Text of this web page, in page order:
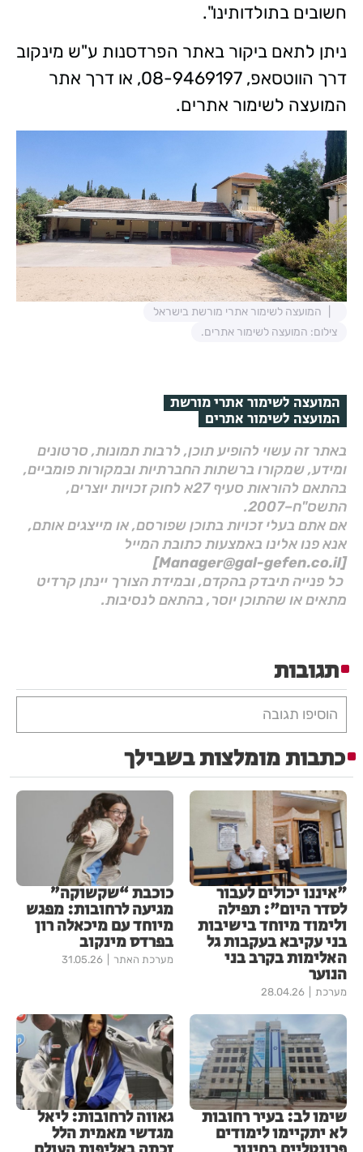
חשובים בתולדותינו".
ניתן לתאם ביקור באתר הפרדסנות ע"ש מינקוב
דרך הווטסאפ, 08-9469197, או דרך אתר
המועצה לשימור אתרים.
המועצה לשימור אתרי מורשת בישראל
צילום: המועצה לשימור אתרים.
המועצה לשימור אתרי מורשת
המועצה לשימור אתרים
באתר זה עשוי להופיע תוכן, לרבות תמונות, סרטונים
ומידע, שמקורו ברשתות החברתיות ובמקורות פומביים,
בהתאם להוראות סעיף 27א לחוק זכויות יוצרים,
התשס"ח–2007.
אם אתם בעלי זכויות בתוכן שפורסם, או מייצגים אותם,
אנא פנו אלינו באמצעות כתובת המייל
[Manager@gal-gefen.co.il]
כל פנייה תיבדק בהקדם, ובמידת הצורך יינתן קרדיט
מתאים או שהתוכן יוסר, בהתאם לנסיבות.
תגובות
הוסיפו תגובה
כתבות מומלצות בשבילך
"איננו יכולים לעבור
לסדר היום": תפילה
ולימוד מיוחד בישיבות
בני עקיבא בעקבות גל
האלימות בקרב בני
הנוער
מערכת 28.04.26
כוכבת “שקשוקה”
מגיעה לרחובות: מפגש
מיוחד עם מיכאלה רון
בפרדס מינקוב
מערכת האתר 31.05.26
שימו לב: בעיר רחובות
לא יתקיימו לימודים
גאווה לרחובות: ליאל
מגדשי מאמית הלל